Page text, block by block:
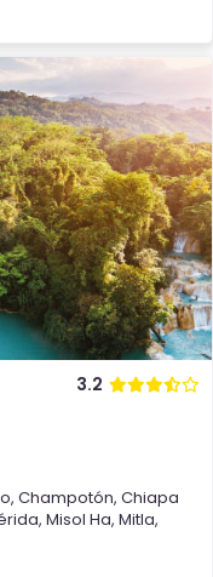
3.2
, Champotón, Chiapa
, Misol Ha, Mitla,